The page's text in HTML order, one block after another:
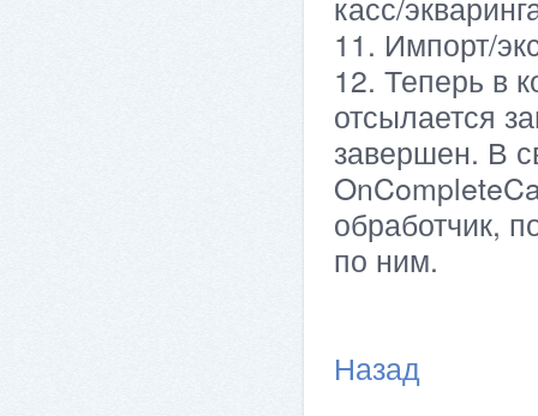
11. Импорт/
12. Теперь в
отсылается
завершен. В
обработчик,
по ним.
Назад